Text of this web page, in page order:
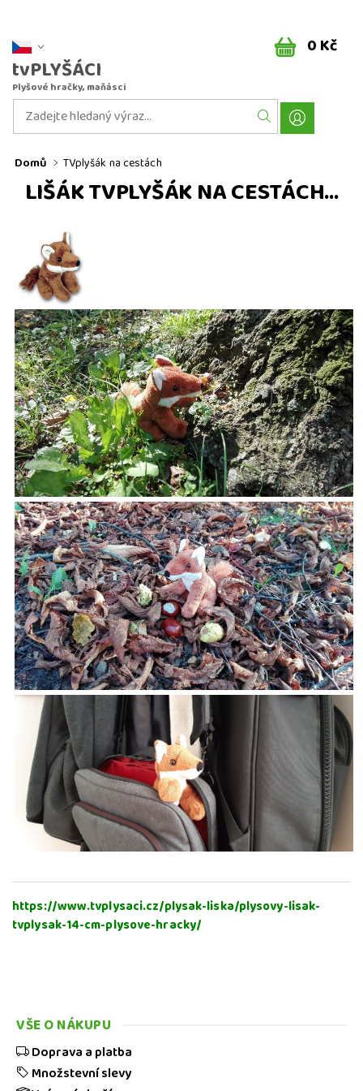
tvPLYŠÁCI
Plyšové hračky, maňásci
0 Kč
Domů TVplyšák na cestách
LIŠÁK TVPLYŠÁK NA CESTÁCH...
https://www.tvplysaci.cz/plysak-liska/plysovy-lisak-
tvplysak-14-cm-plysove-hracky/
VŠE O NÁKUPU
Doprava a platba
Množstevní slevy